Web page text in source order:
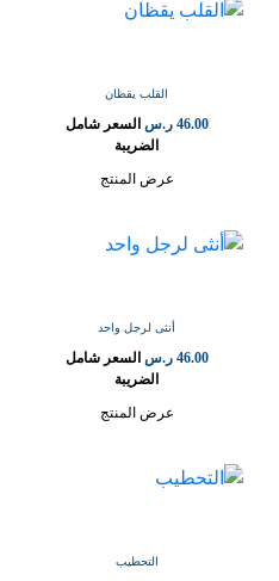
القلب يقظان
46.00 ر.س السعر شامل
الضريبة
عرض المنتج
أنثى لرجل واحد
46.00 ر.س السعر شامل
الضريبة
عرض المنتج
التحطيب